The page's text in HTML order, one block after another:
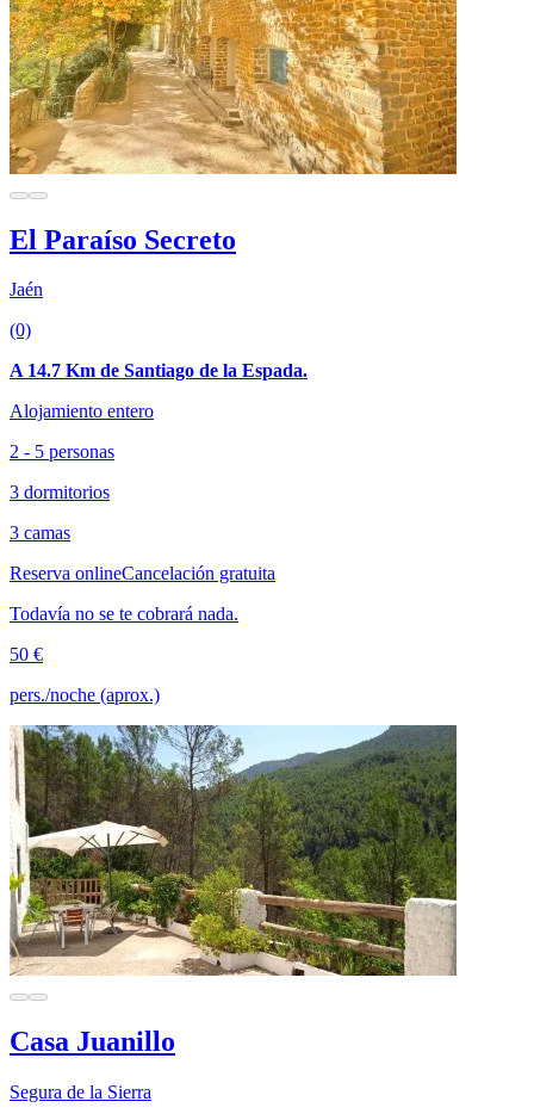
El Paraíso Secreto
Jaén
(0)
A 14.7 Km de Santiago de la Espada.
Alojamiento entero
2 - 5 personas
3 dormitorios
3 camas
Reserva onlineCancelación gratuita
Todavía no se te cobrará nada.
50 €
pers./noche (aprox.)
Casa Juanillo
Segura de la Sierra